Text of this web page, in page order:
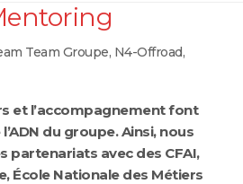
Team Groupe, N4-Offroad,
et l’accompagnement font
du groupe. Ainsi, nous
partenariats avec des CFAI,
École Nationale des Métiers